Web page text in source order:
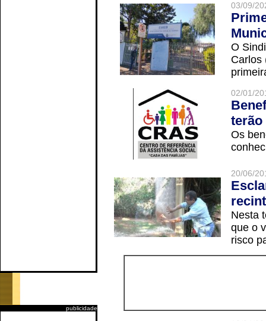
publicidade
03/09/
O
Carlos
02/01/
terão
Os
20/06/
Nesta
que o
risco